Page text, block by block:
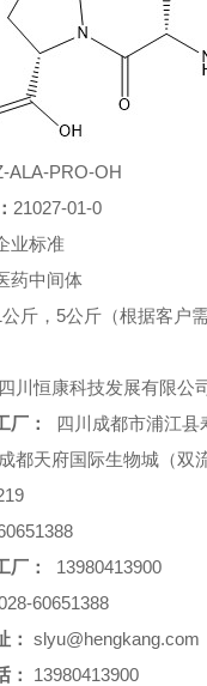
ALA-PRO-OH
21027-01-0
业标准
药中间体
公斤，5公斤（根据客户需
四川恒康科技发展有限公
厂：
四川成都市浦江县
成都天府国际生物城（双
厂：
13980413900
60651388
： slyu@hengkang.com
：
13980413900